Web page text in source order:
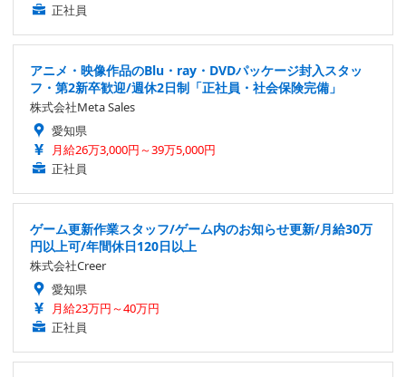
正社員
アニメ・映像作品のBlu・ray・DVDパッケージ封入スタッ
フ・第2新卒歓迎/週休2日制「正社員・社会保険完備」
株式会社Meta Sales
愛知県
月給26万3,000円～39万5,000円
正社員
ゲーム更新作業スタッフ/ゲーム内のお知らせ更新/月給30万
円以上可/年間休日120日以上
株式会社Creer
愛知県
月給23万円～40万円
正社員